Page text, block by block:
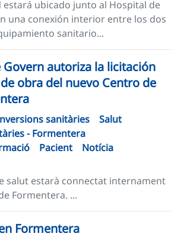
estará ubicado junto al Hospital de
una conexión interior entre los dos
sanitario...
Govern autoriza la licitación
obra del nuevo Centro de
sanitàries
Salut
- Formentera
Pacient
Notícia
salut estarà connectat internament
Formentera. ...
Formentera